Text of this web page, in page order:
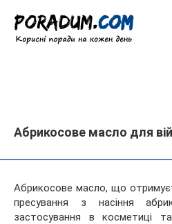
вмісту
Абрикосове масло для
Абрикосове масло, що
пресування з насіння
застосування в косметиці